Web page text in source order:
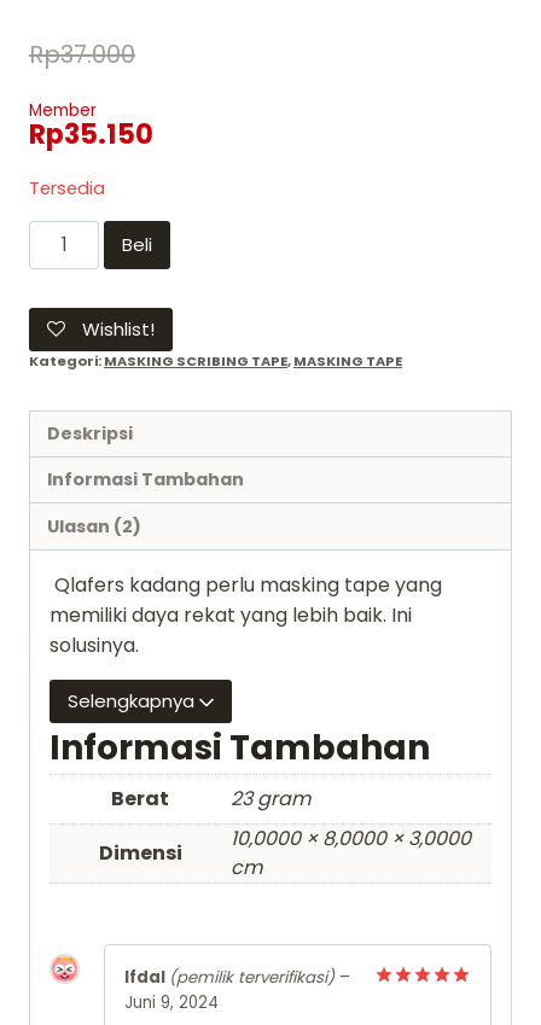
berdasarkan
penilaian
Rp37.000
Member
Rp35.150
Tersedia
Kuantitas
MASKING
HIGH
ADHESION
super
kuat
mr.
hobby
seloptip
Beli
Wishlist!
Kategori:MASKING SCRIBING TAPE,MASKING TAPE
Deskripsi
Informasi Tambahan
Ulasan (2)
Qlafers kadang perlu masking tape yang
memiliki daya rekat yang lebih baik. Ini
solusinya.
Selengkapnya
Informasi Tambahan
Berat
23 gram
Dimensi
10,0000 × 8,0000 × 3,0000
cm
Ifdal (pemilik terverifikasi) –
Juni 9, 2024